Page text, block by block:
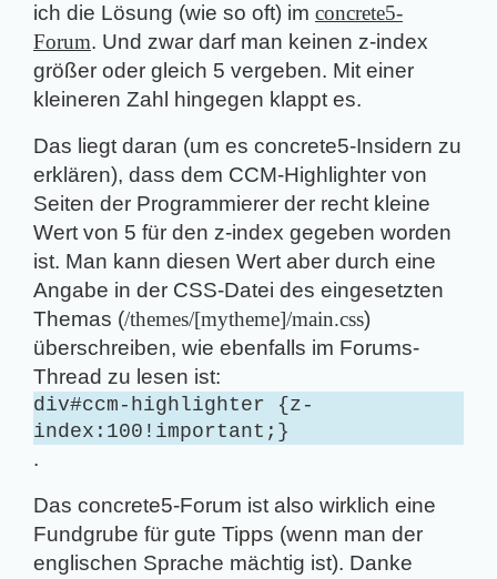
ich die Lösung (wie so oft) im concrete5-
Forum. Und zwar darf man keinen z-index
größer oder gleich 5 vergeben. Mit einer
kleineren Zahl hingegen klappt es.
Das liegt daran (um es concrete5-Insidern zu
erklären), dass dem CCM-Highlighter von
Seiten der Programmierer der recht kleine
Wert von 5 für den z-index gegeben worden
ist. Man kann diesen Wert aber durch eine
Angabe in der CSS-Datei des eingesetzten
Themas (/themes/­[mytheme]/­main.css)
überschreiben, wie ebenfalls im Forums-
Thread zu lesen ist:
div#ccm-highlighter {z-
index:100!important;}
.
Das concrete5-Forum ist also wirklich eine
Fundgrube für gute Tipps (wenn man der
englischen Sprache mächtig ist). Danke